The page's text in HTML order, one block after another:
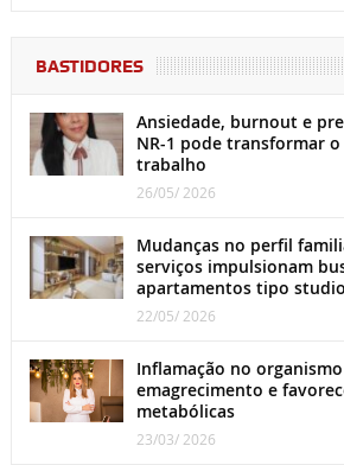
BASTIDORES
Ansiedade, burnout e
NR-1 pode transformar
trabalho
26/05/ 2026
Mudanças no perfil
serviços impulsionam
apartamentos tipo
22/05/ 2026
Inflamação no
emagrecimento e
metabólicas
23/03/ 2026